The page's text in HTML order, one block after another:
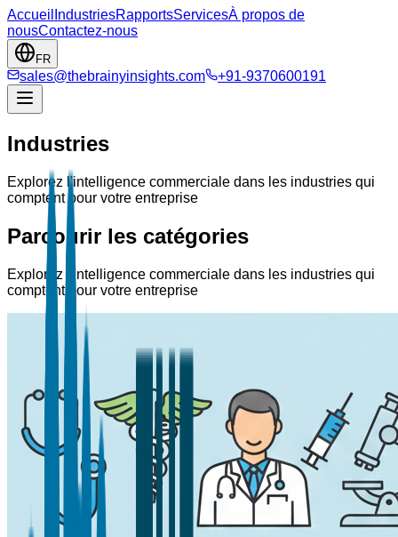
Accueil IndustriesRapportsServicesÀ propos de
nousContactez-nous
FR
sales@thebrainyinsights.com +91-9370600191
Industries
Explorez l'intelligence commerciale dans les industries qui
comptent pour votre entreprise
Parcourir les catégories
Explorez l'intelligence commerciale dans les industries qui
comptent pour votre entreprise